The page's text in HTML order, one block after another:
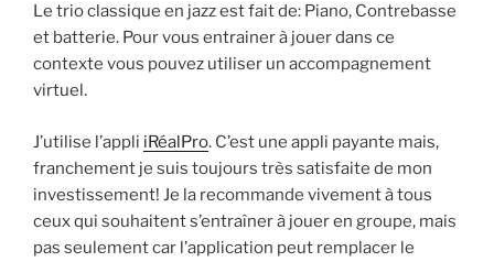
Le trio classique en jazz est fait de: Piano, Contrebasse
et batterie. Pour vous entrainer à jouer dans ce
contexte vous pouvez utiliser un accompagnement
virtuel.
J’utilise l’appli iRéalPro. C’est une appli payante mais,
franchement je suis toujours très satisfaite de mon
investissement! Je la recommande vivement à tous
ceux qui souhaitent s’entraîner à jouer en groupe, mais
pas seulement car l’application peut remplacer le